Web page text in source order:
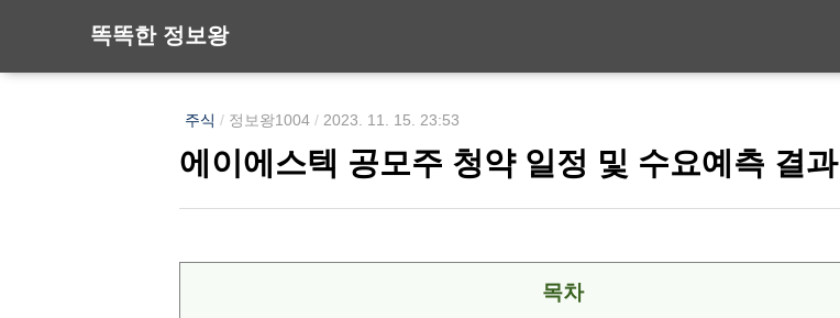
똑똑한 정보왕
주식 / 정보왕1004 / 2023. 11. 15. 23:53
에이에스텍 공모주 청약 일정 및 수요예측 결과
목차